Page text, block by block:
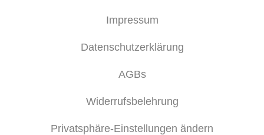
Impressum
Datenschutzerklärung
AGBs
Widerrufsbelehrung
Privatsphäre-Einstellungen ändern